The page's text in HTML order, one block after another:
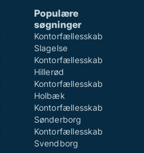
Populære
søgninger
Kontorfællesskab
Slagelse
Kontorfællesskab
Hillerød
Kontorfællesskab
Holbæk
Kontorfællesskab
Sønderborg
Kontorfællesskab
Svendborg